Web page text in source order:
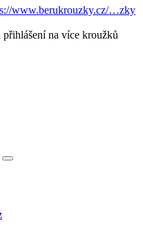
www.berukrouzky.cz/…zky
přihlášení na více kroužků